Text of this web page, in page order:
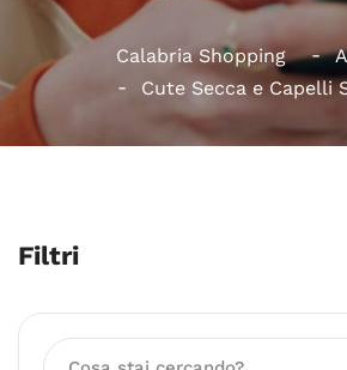
Calabria Shopping
Cute Secca e Capelli
Filtri